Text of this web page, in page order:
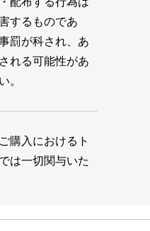
するものであ
罰が科され、あ
れる可能性があ
。
購入におけるト
は一切関与いた